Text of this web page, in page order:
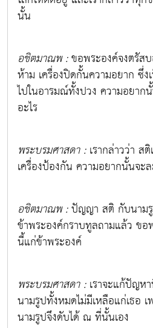
นั้น
อชิตมาณพ :ขอพระองค์จงตรัสบ
ห้าม เครื่องปิดกั้นความอยาก ซึ่
ไปในอารมณ์ทั้งปวง ความอยาก
อะไร
พระบรมศาสดา :เรากล่าวว่า ส
เครื่องป้องกัน ความอยากนั้นจะ
อชิตมาณพ :ปัญญา สติ กับนาม
ข้าพระองค์กราบทูลถามแล้ว ข
นี้แก่ข้าพระองค์
พระบรมศาสดา :เราจะแก้ปัญห
นามรูปทั้งหมดไม่มีเหลือแก่เธอ
นามรูปจึงดับได้ ณ ที่นั้นเอง